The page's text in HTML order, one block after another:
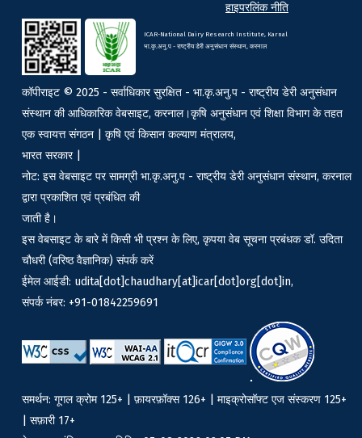
हाइपरलिंक नीति
ICAR-National Dairy Research Institute, Karnal
भा.कृ.अनु.प - राष्ट्रीय डेरी अनुसंधान संस्थान, करनाल
कॉपीराइट © 2025 - सर्वाधिकार सुरक्षित - भा.कृ.अनु.प - राष्ट्रीय डेरी अनुसंधान
संस्थान की आधिकारिक वेबसाइट, करनाल।कृषि अनुसंधान एवं शिक्षा विभाग के तहत
एक स्वायत्त संगठन | कृषि एवं किसान कल्याण मंत्रालय,
भारत सरकार |
नोट: इस वेबसाइट पर सामग्री भा.कृ.अनु.प - राष्ट्रीय डेरी अनुसंधान संस्थान, करनाल
द्वारा प्रकाशित एवं प्रबंधित की
जाती है।
इस वेबसाइट के बारे में किसी भी प्रश्न के लिए, कृपया वेब सूचना प्रबंधक डॉ. उदिता
चौधरी (वरिष्ठ वैज्ञानिक) संपर्क करें
ईमेल आईडी: udita[dot]chaudhary[at]icar[dot]org[dot]in,
संपर्क नंबर: +91-01842259691
समर्थन: गूगल क्रोम 125+ | फ़ायरफ़ॉक्स 126+ | माइक्रोसॉफ्ट एज संस्करण 125+
| सफ़ारी 17+